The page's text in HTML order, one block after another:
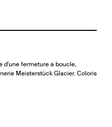
d'une fermeture à boucle,
Meisterstück Glacier. Coloris